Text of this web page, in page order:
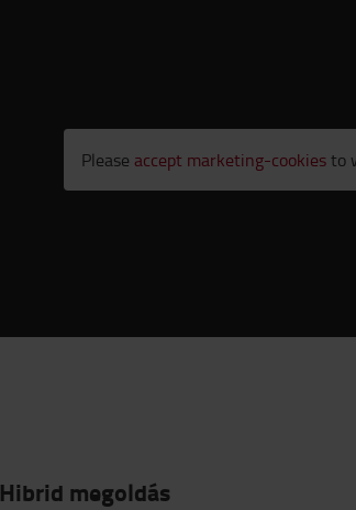
Please accept marketing-cookiesto
Hibrid megoldás